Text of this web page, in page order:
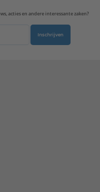
acties en andere interessante zaken?
Inschrijven